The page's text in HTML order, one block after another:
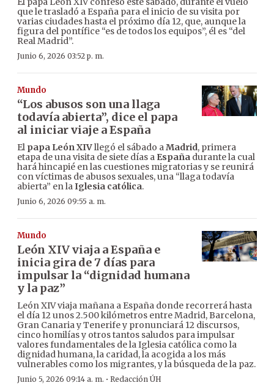
que le trasladó a España para el inicio de su visita por
varias ciudades hasta el próximo día 12, que, aunque la
figura del pontífice “es de todos los equipos”, él es “del
Real Madrid”.
Junio 6, 2026 03:52 p. m.
Mundo
“Los abusos son una llaga
todavía abierta”, dice el papa
al iniciar viaje a España
El papa León XIVllegó el sábado aMadrid, primera
etapa de una visita de siete días a España durante la cual
hará hincapié en las cuestiones migratorias y se reunirá
con víctimas de abusos sexuales, una “llaga todavía
abierta” en laIglesia católica.
Junio 6, 2026 09:55 a. m.
Mundo
León XIV viaja a España e
inicia gira de 7 días para
impulsar la “dignidad humana
y la paz”
León XIV viaja mañana a España donde recorrerá hasta
el día 12 unos 2.500 kilómetros entre Madrid, Barcelona,
Gran Canaria y Tenerife y pronunciará 12 discursos,
cinco homilías y otros tantos saludos para impulsar
valores fundamentales de la Iglesia católica como la
dignidad humana, la caridad, la acogida a los más
vulnerables como los migrantes, y la búsqueda de la paz.
Junio 5, 2026 09:14 a. m. · Redacción ÚH